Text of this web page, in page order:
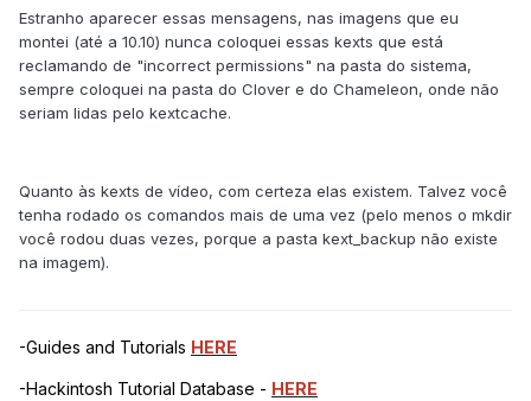
Estranho aparecer essas mensagens, nas imagens que eu
montei (até a 10.10) nunca coloquei essas kexts que está
reclamando de "incorrect permissions" na pasta do sistema,
sempre coloquei na pasta do Clover e do Chameleon, onde não
seriam lidas pelo kextcache.
Quanto às kexts de vídeo, com certeza elas existem. Talvez você
tenha rodado os comandos mais de uma vez (pelo menos o mkdir
você rodou duas vezes, porque a pasta kext_backup não existe
na imagem).
-Guides and Tutorials HERE
-Hackintosh Tutorial Database - HERE